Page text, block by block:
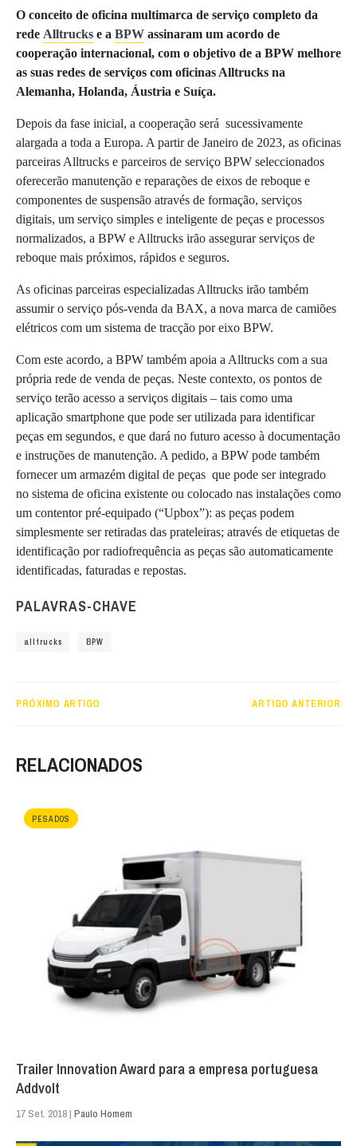
O conceito de oficina multimarca de serviço completo da
rede Alltrucks e a BPW assinaram um acordo de
cooperação internacional, com o objetivo de a BPW melhore
as suas redes de serviços com oficinas Alltrucks na
Alemanha, Holanda, Áustria e Suíça.
Depois da fase inicial, a cooperação será sucessivamente
alargada a toda a Europa. A partir de Janeiro de 2023, as oficinas
parceiras Alltrucks e parceiros de serviço BPW seleccionados
oferecerão manutenção e reparações de eixos de reboque e
componentes de suspensão através de formação, serviços
digitais, um serviço simples e inteligente de peças e processos
normalizados, a BPW e Alltrucks irão assegurar serviços de
reboque mais próximos, rápidos e seguros.
As oficinas parceiras especializadas Alltrucks irão também
assumir o serviço pós-venda da BAX, a nova marca de camiões
elétricos com um sistema de tracção por eixo BPW.
Com este acordo, a BPW também apoia a Alltrucks com a sua
própria rede de venda de peças. Neste contexto, os pontos de
serviço terão acesso a serviços digitais – tais como uma
aplicação smartphone que pode ser utilizada para identificar
peças em segundos, e que dará no futuro acesso à documentação
e instruções de manutenção. A pedido, a BPW pode também
fornecer um armazém digital de peças que pode ser integrado
no sistema de oficina existente ou colocado nas instalações como
um contentor pré-equipado (“Upbox”): as peças podem
simplesmente ser retiradas das prateleiras; através de etiquetas de
identificação por radiofrequência as peças são automaticamente
identificadas, faturadas e repostas.
PALAVRAS-CHAVE
alltrucks BPW
PRÓXIMO ARTIGO ARTIGO ANTERIOR
RELACIONADOS
PESADOS
Trailer Innovation Award para a empresa portuguesa
Addvolt
17 Set. 2018 | Paulo Homem